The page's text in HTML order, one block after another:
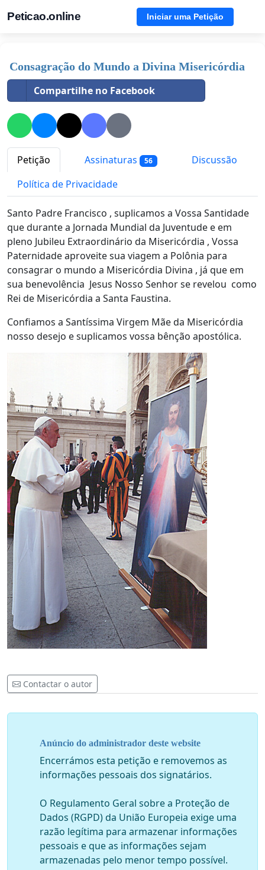
Peticao.online Iniciar uma Petição
Consagração do Mundo a Divina Misericórdia
Compartilhe no Facebook
Petição Assinaturas 56
Discussão
Política de Privacidade
Santo Padre Francisco , suplicamos a Vossa Santidade
que durante a Jornada Mundial da Juventude e em
pleno Jubileu Extraordinário da Misericórdia , Vossa
Paternidade aproveite sua viagem a Polônia para
consagrar o mundo a Misericórdia Divina , já que em
sua benevolência Jesus Nosso Senhor se revelou como
Rei de Misericórdia a Santa Faustina.
Confiamos a Santíssima Virgem Mãe da Misericórdia
nosso desejo e suplicamos vossa bênção apostólica.
Contactar o autor
Anúncio do administrador deste website
Encerrámos esta petição e removemos as
informações pessoais dos signatários.
O Regulamento Geral sobre a Proteção de
Dados (RGPD) da União Europeia exige uma
razão legítima para armazenar informações
pessoais e que as informações sejam
armazenadas pelo menor tempo possível.